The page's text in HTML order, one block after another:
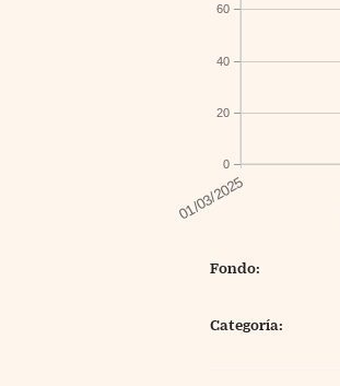
0
20
40
60
Fondo:
Categoría: